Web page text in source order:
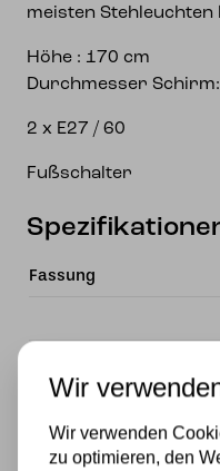
meisten
Höhe : 170 cm
Durchmesser
2 x E27 / 60
Fußschalter
Fassung
Stromversorgung
Wir
Wir verwenden
zu optimieren, den